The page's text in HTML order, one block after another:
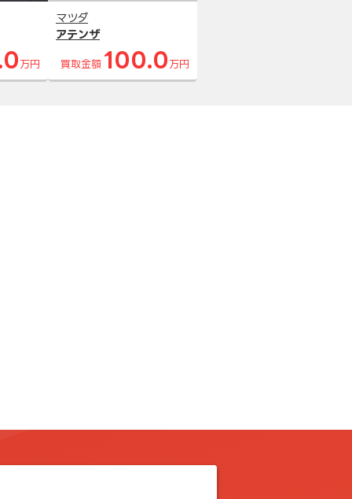
万円
マツダ
アテンザ
買取金額 100.0 万円